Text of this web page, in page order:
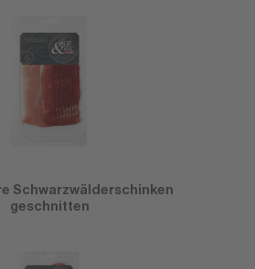
Schwarzwälderschinken
geschnitten